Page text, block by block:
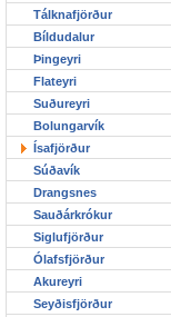
Tálknafjörður
Bíldudalur
Þingeyri
Flateyri
Suðureyri
Bolungarvík
Ísafjörður
Súðavík
Drangsnes
Sauðárkrókur
Siglufjörður
Ólafsfjörður
Akureyri
Seyðisfjörður